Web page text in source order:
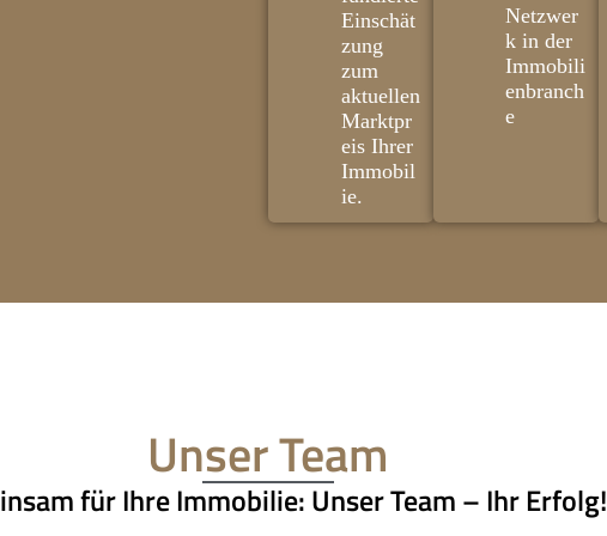
Einschät
zung
zum
aktuellen
Marktpr
eis Ihrer
Immobil
ie.
Netzwer
k in der
Immobili
enbranch
e
Unser Team
für Ihre Immobilie: Unser Team – Ihr Erfolg!